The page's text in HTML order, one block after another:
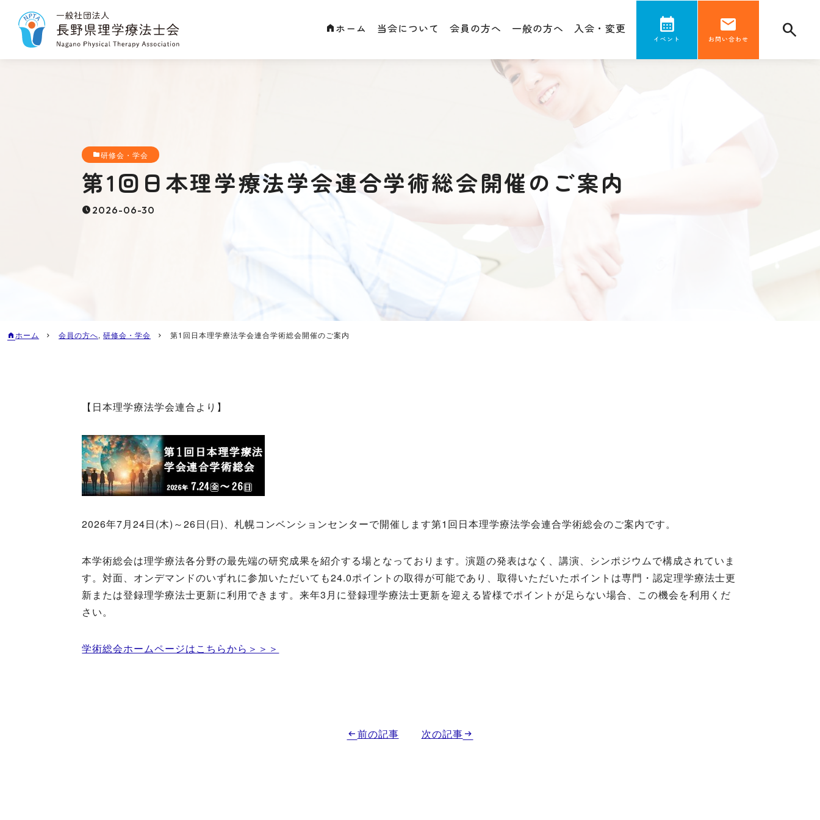
ホーム 当会について 会員の方へ 一般の方へ 入会・変更
イベント お問い合わせ
研修会・学会
第1回日本理学療法学会連合学術総会開催のご案内
2026-06-30
ホーム 会員の方へ, 研修会・学会 第1回日本理学療法学会連合学術総会開催のご案内
【日本理学療法学会連合より】
2026年7月24日(木)～26日(日)、札幌コンベンションセンターで開催します第1回日本理学療法学会連合学術総会のご案内です。
本学術総会は理学療法各分野の最先端の研究成果を紹介する場となっております。演題の発表はなく、講演、シンポジウムで構成されていま
す。対面、オンデマンドのいずれに参加いただいても24.0ポイントの取得が可能であり、取得いただいたポイントは専門・認定理学療法士更
新または登録理学療法士更新に利用できます。来年3月に登録理学療法士更新を迎える皆様でポイントが足らない場合、この機会を利用くだ
さい。
学術総会ホームページはこちらから＞＞＞
前の記事 次の記事